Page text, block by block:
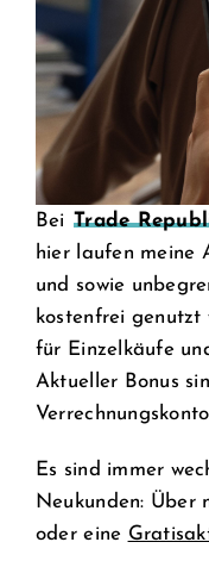
Bei Trade
hier laufen meine
und sowie
kostenfrei genutzt
für Einzelkäufe
Aktueller Bonus
Es sind immer
Neukunden: Über
oder eine